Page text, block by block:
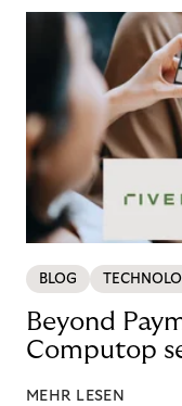
BLOG
Beyond
Computop
MEHR LESEN